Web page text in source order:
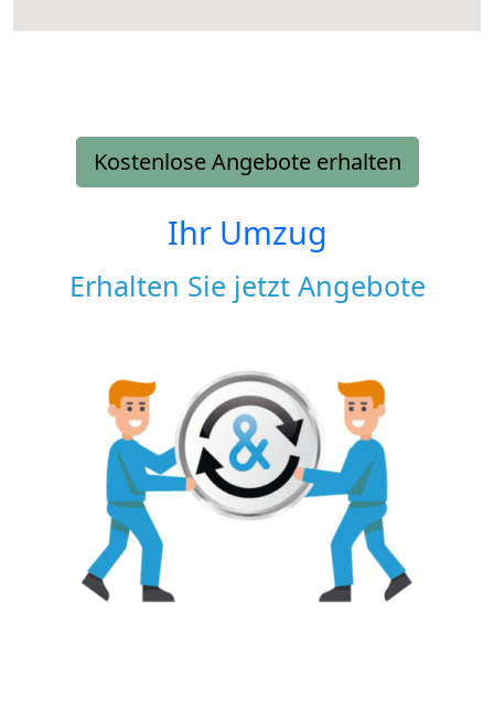
Kostenlose Angebote erhalten
Ihr Umzug
Erhalten Sie jetzt Angebote